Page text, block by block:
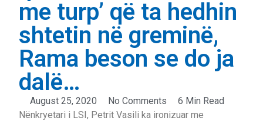
me turp’ që ta hedhin
shtetin në greminë,
Rama beson se do ja
dalë…
August 25, 2020 No Comments
6 Min Read
Nënkryetari i LSI, Petrit Vasili ka ironizuar me